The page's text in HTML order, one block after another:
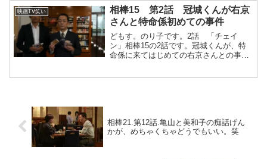
けど、その下の人ってのが気になるけ
ど。。50万人。。人は、...
映画TV笑い
相棒15 第2話 冠城くんが右京
さんと特命係初めての事件
どもす。のり子です。2話 「チェイ
ン」相棒15の2話です。冠城くんが、特
命係に来てはじめての右京さんとの事件
相棒21.第12話.亀山と美和子の痴話げん
かが、めちゃくちゃどうでもいい。笑